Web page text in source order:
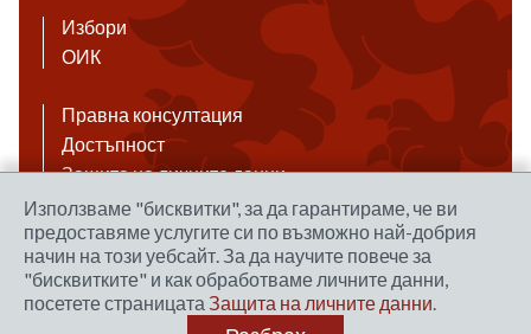
Избори
ОИК
Правна консултация
Достъпност
Защита на личните данни
Антикорупция
Връзки
Правила за ползване на сайта
Използваме "бисквитки", за да гарантираме, че ви
предоставяме услугите си по възможно най-добрия
начин на този уебсайт. За да научите повече за
"бисквитките" и как обработваме личните данни,
посетете страницата Защита на личните данни.